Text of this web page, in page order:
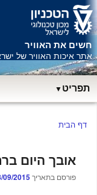
חשים את האוויר
אתר איכות האוויר של
תפריט
תפריט
ראשי
דף הבית
אובך היום
פורסם בתאריך09/2015